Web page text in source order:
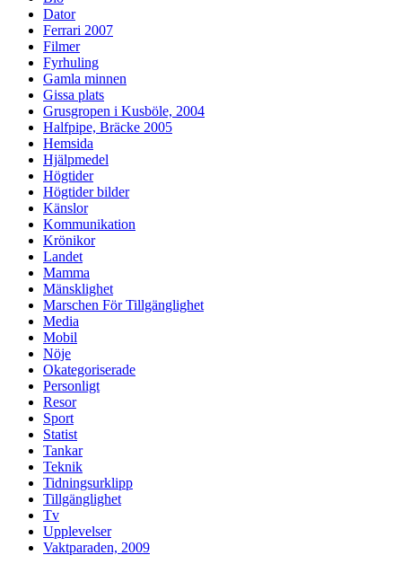
Dator
Ferrari 2007
Filmer
Fyrhuling
Gamla minnen
Gissa plats
Grusgropen i Kusböle, 2004
Halfpipe, Bräcke 2005
Hemsida
Hjälpmedel
Högtider
Högtider bilder
Känslor
Kommunikation
Krönikor
Landet
Mamma
Mänsklighet
Marschen För Tillgänglighet
Media
Mobil
Nöje
Okategoriserade
Personligt
Resor
Sport
Statist
Tankar
Teknik
Tidningsurklipp
Tillgänglighet
Tv
Upplevelser
Vaktparaden, 2009